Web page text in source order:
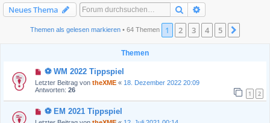
Neues Thema Suche
Themen als gelesen markieren • 64 Themen 1 2 3 4 5
Themen
⚽ WM 2022 Tippspiel
Letzter Beitrag von theXME « 18. Dezember 2022 20:09
Antworten: 26 1 2
⚽ EM 2021 Tippspiel